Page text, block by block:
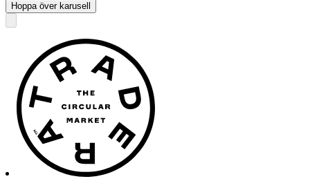
Hoppa över karusell